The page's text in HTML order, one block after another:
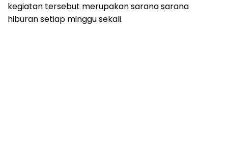
kegiatan tersebut merupakan sarana sarana
hiburan setiap minggu sekali.